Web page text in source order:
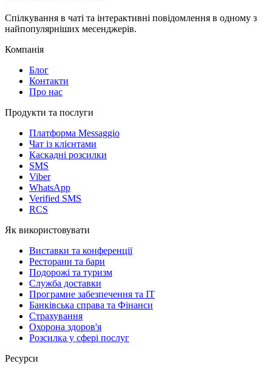
Спілкування в чаті та інтерактивні повідомлення в одному з
найпопулярніших месенджерів.
Компанія
Блог
Контакти
Про нас
Продукти та послуги
Платформа Messaggio
Чат із клієнтами
Каскадні розсилки
SMS
Viber
WhatsApp
Verified SMS
RCS
Як використовувати
Виставки та конференції
Ресторани та бари
Подорожі та туризм
Служба доставки
Програмне забезпечення та IT
Банківська справа та Фінанси
Страхування
Охорона здоров'я
Розсилка у сфері послуг
Ресурси